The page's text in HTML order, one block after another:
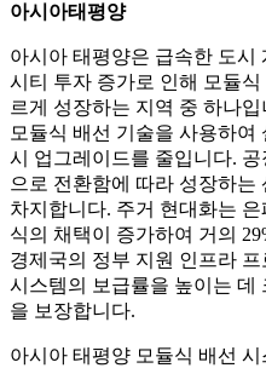
아시아태평양
아시아 태평양은 급속한 도시
시티 투자 증가로 인해 모듈
르게 성장하는 지역 중 하나
모듈식 배선 기술을 사용하
시 업그레이드를 줄입니다.
으로 전환함에 따라 성장하는
차지합니다. 주거 현대화는
식의 채택이 증가하여 거의
경제국의 정부 지원 인프라
시스템의 보급률을 높이는 데
을 보장합니다.
아시아 태평양 모듈식 배선